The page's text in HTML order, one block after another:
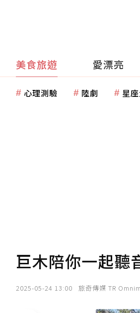
美食旅遊 愛漂亮
心理測驗 陸劇 星
巨木陪你一起聽
2025-05-24 13:00 旅奇傳媒 TR